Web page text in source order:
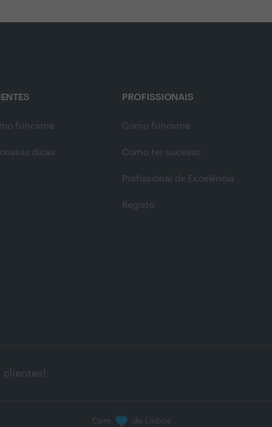
funciona
dicas
PROFISSIONAIS
Como funciona
Como ter sucesso
Profissional de Excelência
Registo
clientes!
Com de Lisboa